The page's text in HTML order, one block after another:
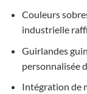
Couleurs
industrielle
Guirlandes
personnalisée
Intégration de